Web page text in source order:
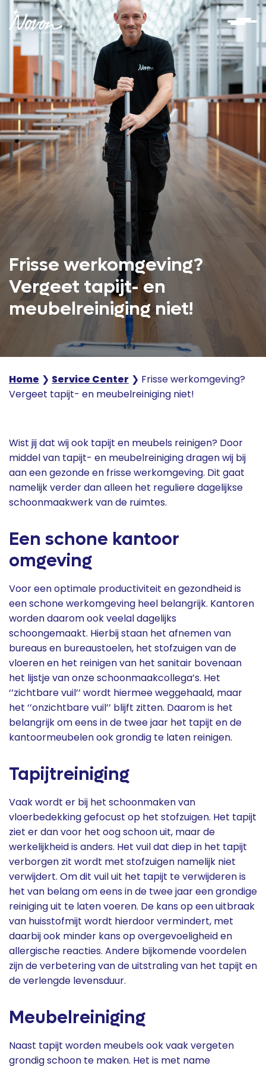
Frisse werkomgeving?
Vergeet tapijt- en
meubelreiniging niet!
Home ❯ Service Center ❯ Frisse werkomgeving?
Vergeet tapijt- en meubelreiniging niet!
Wist jij dat wij ook tapijt en meubels reinigen? Door
middel van tapijt- en meubelreiniging dragen wij bij
aan een gezonde en frisse werkomgeving. Dit gaat
namelijk verder dan alleen het reguliere dagelijkse
schoonmaakwerk van de ruimtes.
Een schone kantoor
omgeving
Voor een optimale productiviteit en gezondheid is
een schone werkomgeving heel belangrijk. Kantoren
worden daarom ook veelal dagelijks
schoongemaakt. Hierbij staan het afnemen van
bureaus en bureaustoelen, het stofzuigen van de
vloeren en het reinigen van het sanitair bovenaan
het lijstje van onze schoonmaakcollega’s. Het
‘’zichtbare vuil’’ wordt hiermee weggehaald, maar
het ‘’onzichtbare vuil’’ blijft zitten. Daarom is het
belangrijk om eens in de twee jaar het tapijt en de
kantoormeubelen ook grondig te laten reinigen.
Tapijtreiniging
Vaak wordt er bij het schoonmaken van
vloerbedekking gefocust op het stofzuigen. Het tapijt
ziet er dan voor het oog schoon uit, maar de
werkelijkheid is anders. Het vuil dat diep in het tapijt
verborgen zit wordt met stofzuigen namelijk niet
verwijdert. Om dit vuil uit het tapijt te verwijderen is
het van belang om eens in de twee jaar een grondige
reiniging uit te laten voeren. De kans op een uitbraak
van huisstofmijt wordt hierdoor vermindert, met
daarbij ook minder kans op overgevoeligheid en
allergische reacties. Andere bijkomende voordelen
zijn de verbetering van de uitstraling van het tapijt en
de verlengde levensduur.
Meubelreiniging
Naast tapijt worden meubels ook vaak vergeten
grondig schoon te maken. Het is met name